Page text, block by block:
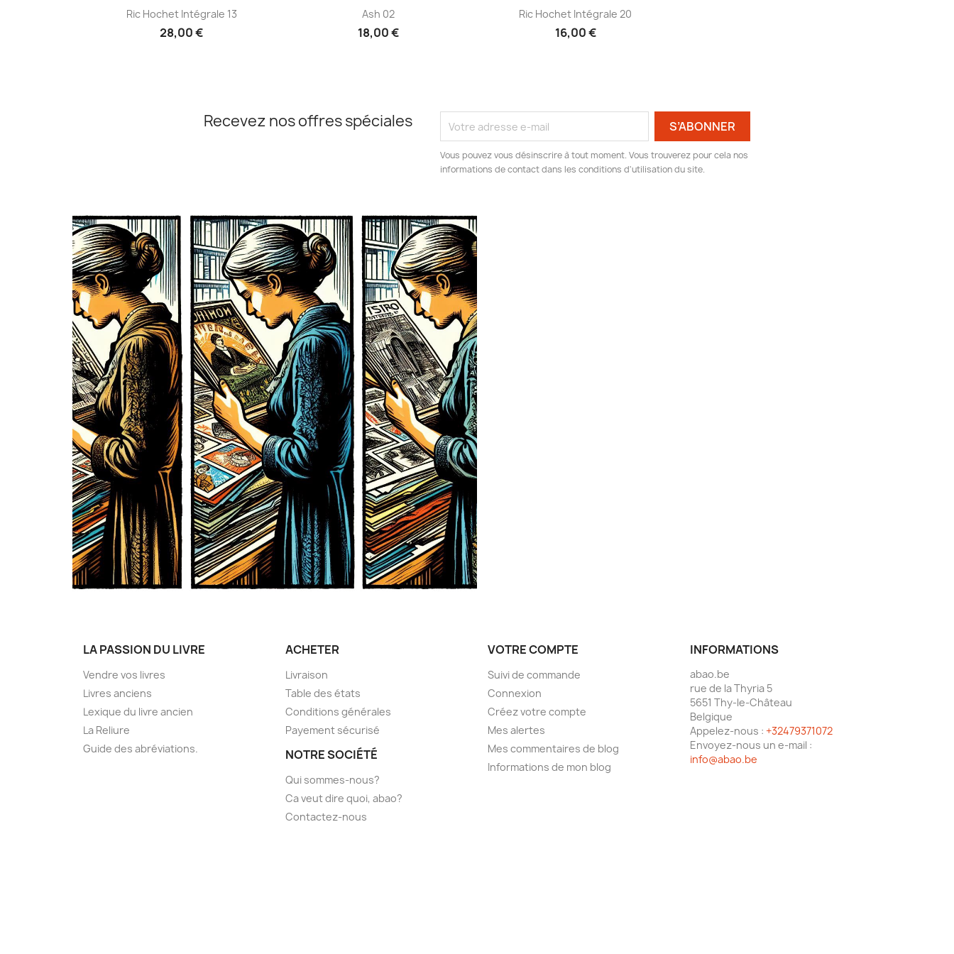
Aperçu rapide
Ric Hochet Intégrale 13
28,00 €
Aperçu rapide
Ash 02
18,00 €
Aperçu rapide
Ric Hochet Intégrale 20
16,00 €
Recevez nos offres spéciales
Vous pouvez vous désinscrire à tout moment. Vous trouverez pour cela nos
informations de contact dans les conditions d'utilisation du site.
LA PASSION DU LIVRE
Vendre vos livres
Livres anciens
Lexique du livre ancien
La Reliure
Guide des abréviations.
ACHETER
Livraison
Table des états
Conditions générales
Payement sécurisé
NOTRE SOCIÉTÉ
Qui sommes-nous?
Ca veut dire quoi, abao?
Contactez-nous
VOTRE COMPTE
Suivi de commande
Connexion
Créez votre compte
Mes alertes
Mes commentaires de blog
Informations de mon blog
INFORMATIONS
abao.be
rue de la Thyria 5
5651 Thy-le-Château
Belgique
Appelez-nous : +32479371072
Envoyez-nous un e-mail :
info@abao.be